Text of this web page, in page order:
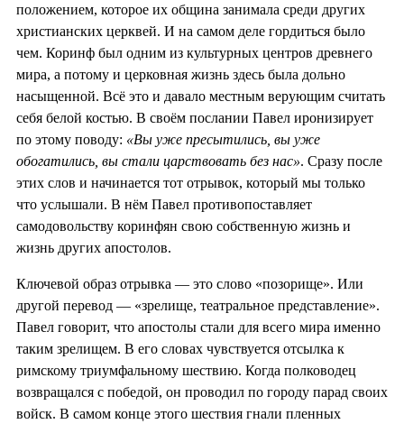
положением, которое их община занимала среди других
христианских церквей. И на самом деле гордиться было
чем. Коринф был одним из культурных центров древнего
мира, а потому и церковная жизнь здесь была дольно
насыщенной. Всё это и давало местным верующим считать
себя белой костью. В своём послании Павел иронизирует
по этому поводу: «Вы уже пресытились, вы уже
обогатились, вы стали царствовать без нас». Сразу после
этих слов и начинается тот отрывок, который мы только
что услышали. В нём Павел противопоставляет
самодовольству коринфян свою собственную жизнь и
жизнь других апостолов.
Ключевой образ отрывка — это слово «позорище». Или
другой перевод — «зрелище, театральное представление».
Павел говорит, что апостолы стали для всего мира именно
таким зрелищем. В его словах чувствуется отсылка к
римскому триумфальному шествию. Когда полководец
возвращался с победой, он проводил по городу парад своих
войск. В самом конце этого шествия гнали пленных